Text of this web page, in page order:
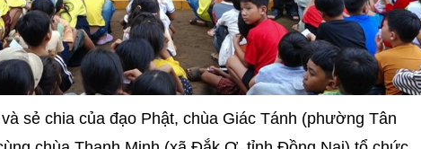
sẻ chia của đạo Phật, chùa Giác Tánh (phường Tân